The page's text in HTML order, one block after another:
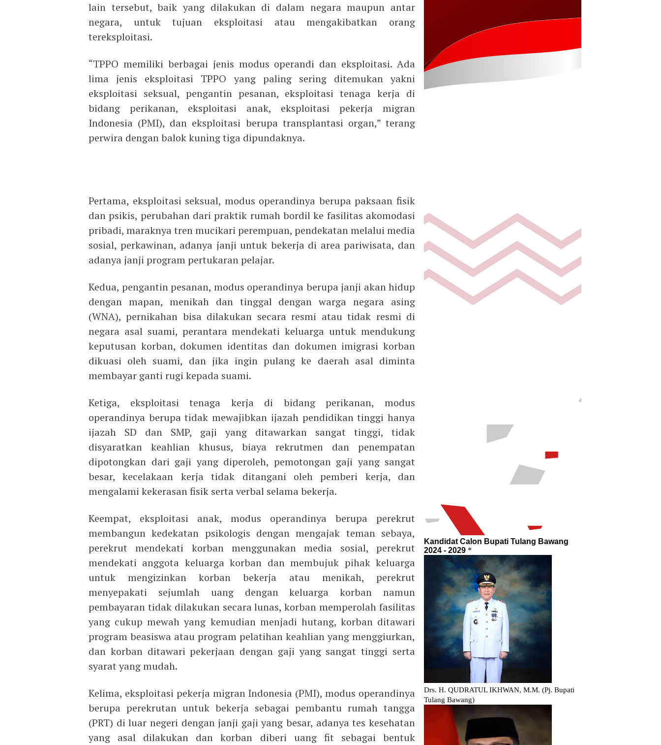
lain tersebut, baik yang dilakukan di dalam negara maupun antar
negara, untuk tujuan eksploitasi atau mengakibatkan orang
tereksploitasi.
“TPPO memiliki berbagai jenis modus operandi dan eksploitasi. Ada
lima jenis eksploitasi TPPO yang paling sering ditemukan yakni
eksploitasi seksual, pengantin pesanan, eksploitasi tenaga kerja di
bidang perikanan, eksploitasi anak, eksploitasi pekerja migran
Indonesia (PMI), dan eksploitasi berupa transplantasi organ,” terang
perwira dengan balok kuning tiga dipundaknya.
Pertama, eksploitasi seksual, modus operandinya berupa paksaan fisik
dan psikis, perubahan dari praktik rumah bordil ke fasilitas akomodasi
pribadi, maraknya tren mucikari perempuan, pendekatan melalui media
sosial, perkawinan, adanya janji untuk bekerja di area pariwisata, dan
adanya janji program pertukaran pelajar.
Kedua, pengantin pesanan, modus operandinya berupa janji akan hidup
dengan mapan, menikah dan tinggal dengan warga negara asing
(WNA), pernikahan bisa dilakukan secara resmi atau tidak resmi di
negara asal suami, perantara mendekati keluarga untuk mendukung
keputusan korban, dokumen identitas dan dokumen imigrasi korban
dikuasi oleh suami, dan jika ingin pulang ke daerah asal diminta
membayar ganti rugi kepada suami.
Ketiga, eksploitasi tenaga kerja di bidang perikanan, modus
operandinya berupa tidak mewajibkan ijazah pendidikan tinggi hanya
ijazah SD dan SMP, gaji yang ditawarkan sangat tinggi, tidak
disyaratkan keahlian khusus, biaya rekrutmen dan penempatan
dipotongkan dari gaji yang diperoleh, pemotongan gaji yang sangat
besar, kecelakaan kerja tidak ditangani oleh pemberi kerja, dan
mengalami kekerasan fisik serta verbal selama bekerja.
Keempat, eksploitasi anak, modus operandinya berupa perekrut
membangun kedekatan psikologis dengan mengajak teman sebaya,
perekrut mendekati korban menggunakan media sosial, perekrut
mendekati anggota keluarga korban dan membujuk pihak keluarga
untuk mengizinkan korban bekerja atau menikah, perekrut
menyepakati sejumlah uang dengan keluarga korban namun
pembayaran tidak dilakukan secara lunas, korban memperolah fasilitas
yang cukup mewah yang kemudian menjadi hutang, korban ditawari
program beasiswa atau program pelatihan keahlian yang menggiurkan,
dan korban ditawari pekerjaan dengan gaji yang sangat tinggi serta
syarat yang mudah.
Kelima, eksploitasi pekerja migran Indonesia (PMI), modus operandinya
berupa perekrutan untuk bekerja sebagai pembantu rumah tangga
(PRT) di luar negeri dengan janji gaji yang besar, adanya tes kesehatan
yang asal dilakukan dan korban diberi uang fit sebagai bentuk